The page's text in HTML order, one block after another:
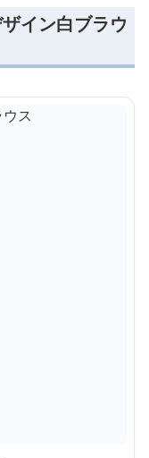
イン白ブラウ